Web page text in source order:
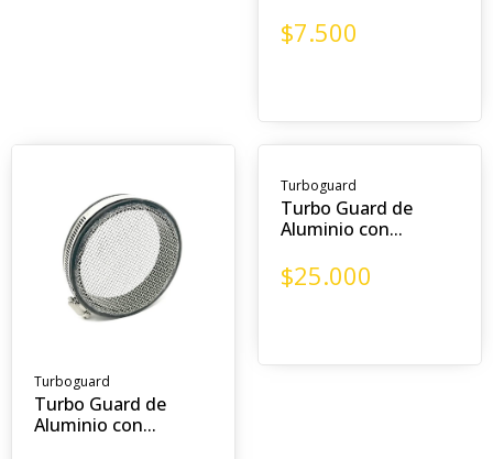
$7.500
Turboguard
Turbo Guard de
Aluminio con...
Turboguard
Turbo Guard de
Aluminio con...
$25.000